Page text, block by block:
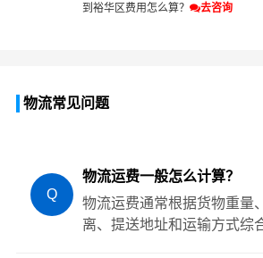
到裕华区费用怎么算？
去咨询
物流常见问题
Q
物流运费一般怎么计算？
物流运费通常根据货物重量
离、提送地址和运输方式综